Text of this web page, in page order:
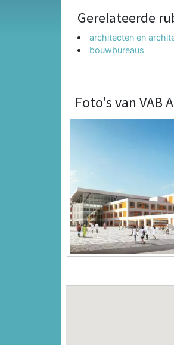
Gerelateerde
architecten en
bouwbureaus
Foto's van VAB